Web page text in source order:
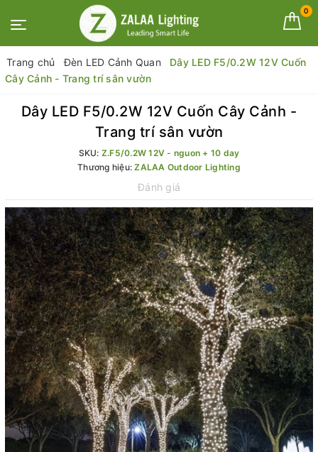
0
Trang chủ Đèn LED Cảnh Quan
Dây LED F5/0.2W 12V Cuốn
Cây Cảnh - Trang trí sân vườn
Dây LED F5/0.2W 12V Cuốn Cây Cảnh -
Trang trí sân vườn
SKU: Z.F5/0.2W 12V - nguon + 10 day
Thương hiệu:ZALAA Outdoor Lighting
Đánh giá